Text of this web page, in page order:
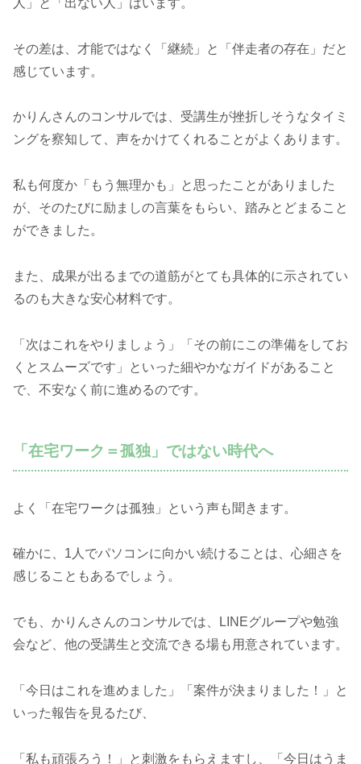
その差は、才能ではなく「継続」と「伴走者の存在」だと
感じています。
かりんさんのコンサルでは、受講生が挫折しそうなタイミ
ングを察知して、声をかけてくれることがよくあります。
私も何度か「もう無理かも」と思ったことがありました
が、そのたびに励ましの言葉をもらい、踏みとどまること
ができました。
また、成果が出るまでの道筋がとても具体的に示されてい
るのも大きな安心材料です。
「次はこれをやりましょう」「その前にこの準備をしてお
くとスムーズです」といった細やかなガイドがあること
で、不安なく前に進めるのです。
「在宅ワーク＝孤独」ではない時代へ
よく「在宅ワークは孤独」という声も聞きます。
確かに、1人でパソコンに向かい続けることは、心細さを
感じることもあるでしょう。
でも、かりんさんのコンサルでは、LINEグループや勉強
会など、他の受講生と交流できる場も用意されています。
「今日はこれを進めました」「案件が決まりました！」と
いった報告を見るたび、
「私も頑張ろう！」と刺激をもらえますし、「今日はうま